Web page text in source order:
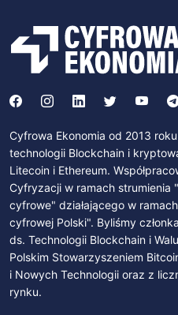
Cyfrowa Ekonomia od 2013
technologii Blockchain i
Litecoin i Ethereum.
Cyfryzacji w ramach strumienia
cyfrowe" działającego w
cyfrowej Polski". Byliśmy
ds. Technologii Blockchain i
Polskim Stowarzyszeniem
i Nowych Technologii oraz z
rynku.